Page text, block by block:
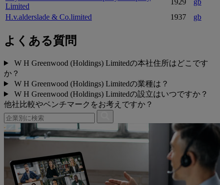
Limited
1929
gb
H.v.alderslade & Co.limited
1937 gb
よくある質問
W H Greenwood (Holdings) Limitedの本社住所はどこです
か？
W H Greenwood (Holdings) Limitedの業種は？
W H Greenwood (Holdings) Limitedの設立はいつですか？
他社比較やベンチマークをお考えですか？